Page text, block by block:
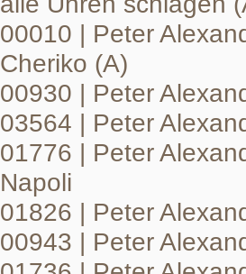
00010 | Peter
Cheriko (A)
00930 | Peter
03564 | Peter
01776 | Peter
Napoli
01826 | Peter
00943 | Peter